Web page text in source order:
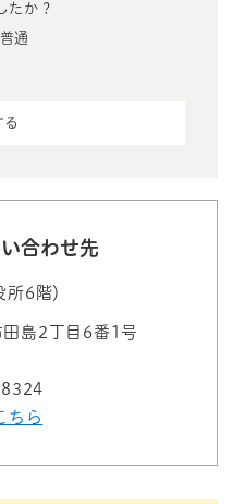
たか？
普通
合わせ先
6階）
田島2丁目6番1号
ちら